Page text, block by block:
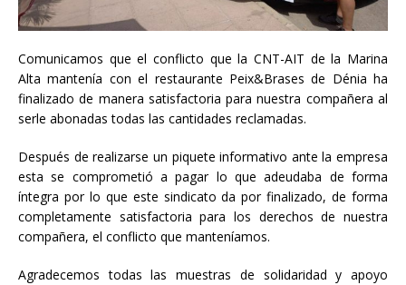
Comunicamos que el conflicto que la CNT-AIT de la Marina
Alta mantenía con el restaurante Peix&Brases de Dénia ha
finalizado de manera satisfactoria para nuestra compañera al
serle abonadas todas las cantidades reclamadas.
Después de realizarse un piquete informativo ante la empresa
esta se comprometió a pagar lo que adeudaba de forma
íntegra por lo que este sindicato da por finalizado, de forma
completamente satisfactoria para los derechos de nuestra
compañera, el conflicto que manteníamos.
Agradecemos todas las muestras de solidaridad y apoyo